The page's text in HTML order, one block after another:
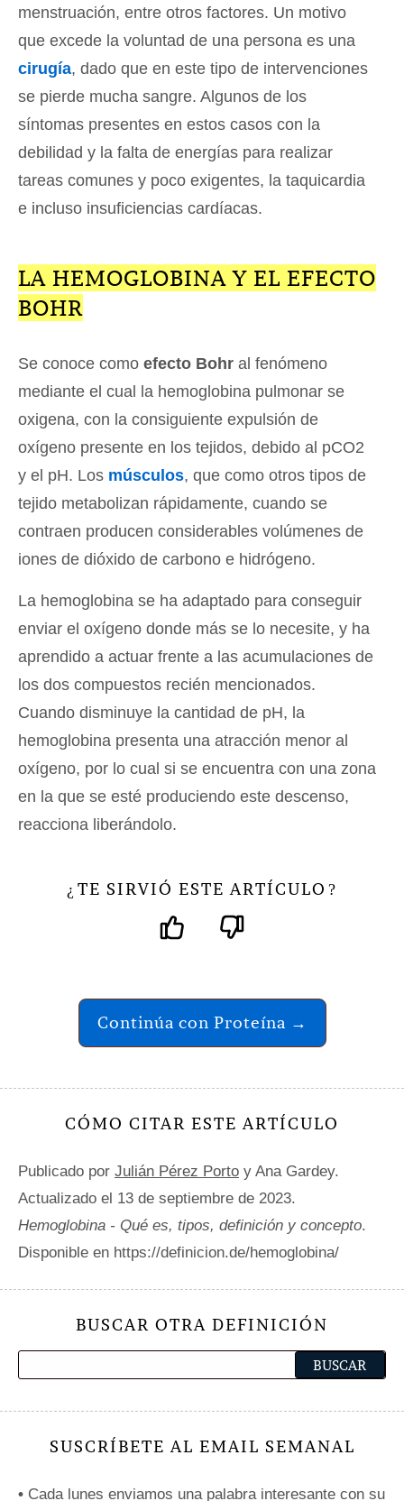
menstruación, entre otros factores. Un motivo
que excede la voluntad de una persona es una
cirugía, dado que en este tipo de intervenciones
se pierde mucha sangre. Algunos de los
síntomas presentes en estos casos con la
debilidad y la falta de energías para realizar
tareas comunes y poco exigentes, la taquicardia
e incluso insuficiencias cardíacas.
LA HEMOGLOBINA Y EL EFECTO
BOHR
Se conoce como efecto Bohr al fenómeno
mediante el cual la hemoglobina pulmonar se
oxigena, con la consiguiente expulsión de
oxígeno presente en los tejidos, debido al pCO2
y el pH. Los músculos, que como otros tipos de
tejido metabolizan rápidamente, cuando se
contraen producen considerables volúmenes de
iones de dióxido de carbono e hidrógeno.
La hemoglobina se ha adaptado para conseguir
enviar el oxígeno donde más se lo necesite, y ha
aprendido a actuar frente a las acumulaciones de
los dos compuestos recién mencionados.
Cuando disminuye la cantidad de pH, la
hemoglobina presenta una atracción menor al
oxígeno, por lo cual si se encuentra con una zona
en la que se esté produciendo este descenso,
reacciona liberándolo.
¿ TE SIRVIÓ ESTE ARTÍCULO ?
Continúa con Proteína →
CÓMO CITAR ESTE ARTÍCULO
Publicado por Julián Pérez Porto y Ana Gardey.
Actualizado el 13 de septiembre de 2023.
Hemoglobina - Qué es, tipos, definición y concepto.
Disponible en https://definicion.de/hemoglobina/
BUSCAR OTRA DEFINICIÓN
SUSCRÍBETE AL EMAIL SEMANAL
• Cada lunes enviamos una palabra interesante con su